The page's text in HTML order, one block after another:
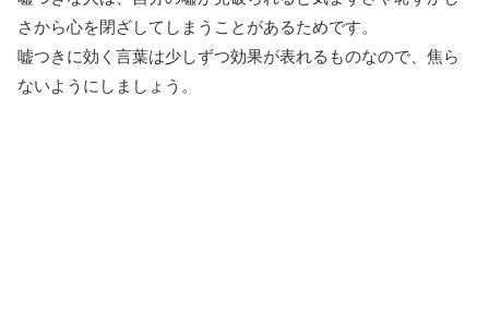
さから心を閉ざしてしまうことがあるためです。
嘘つきに効く言葉は少しずつ効果が表れるものなので、焦ら
ないようにしましょう。